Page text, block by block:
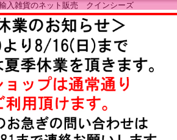
入雑貨のネット販売 クインシーズ